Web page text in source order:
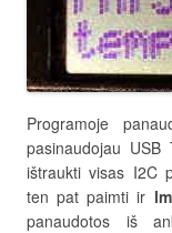
Programoje
pasinaudojau
ištraukti visas I2C
ten pat paimti ir
panaudotos iš